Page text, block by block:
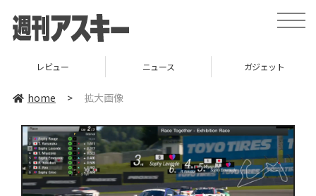
toggle
レビュー ニュース ガジェット
home > 拡大画像